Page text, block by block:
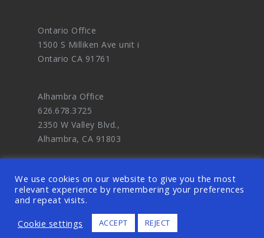
Ontario Office
1500 S Milliken Ave unit i
Ontario CA 91761
Alhambra Office
626.678.3725
2350 W Valley Blvd.,
Alhambra, CA 91803
© 2026 OODDA - Digital Marketing Agency
and eCommerce Website Design Master. ALL
We use cookies on our website to give you the most
relevant experience by remembering your preferences
and repeat visits.
Cookie settings
ACCEPT REJECT